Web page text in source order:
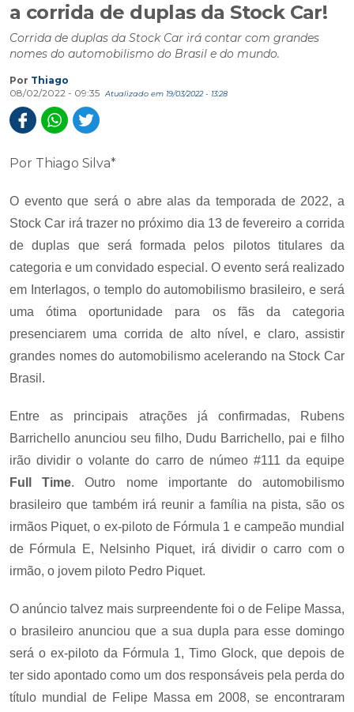
a corrida de duplas da Stock Car!
Corrida de duplas da Stock Car irá contar com grandes
nomes do automobilismo do Brasil e do mundo.
Por Thiago
08/02/2022 - 09:35
Atualizado em 19/03/2022 - 13:28
Por Thiago Silva*
O evento que será o abre alas da temporada de 2022, a
Stock Car irá trazer no próximo dia 13 de fevereiro a corrida
de duplas que será formada pelos pilotos titulares da
categoria e um convidado especial. O evento será realizado
em Interlagos, o templo do automobilismo brasileiro, e será
uma ótima oportunidade para os fãs da categoria
presenciarem uma corrida de alto nível, e claro, assistir
grandes nomes do automobilismo acelerando na Stock Car
Brasil.
Entre as principais atrações já confirmadas, Rubens
Barrichello anunciou seu filho, Dudu Barrichello, pai e filho
irão dividir o volante do carro de númeo #111 da equipe
Full Time. Outro nome importante do automobilismo
brasileiro que também irá reunir a família na pista, são os
irmãos Piquet, o ex-piloto de Fórmula 1 e campeão mundial
de Fórmula E, Nelsinho Piquet, irá dividir o carro com o
irmão, o jovem piloto Pedro Piquet.
O anúncio talvez mais surpreendente foi o de Felipe Massa,
o brasileiro anunciou que a sua dupla para esse domingo
será o ex-piloto da Fórmula 1, Timo Glock, que depois de
ter sido apontado como um dos responsáveis pela perda do
título mundial de Felipe Massa em 2008, se encontraram